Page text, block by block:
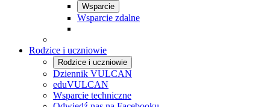
Wsparcie
Wsparcie zdalne
Rodzice i uczniowie
Rodzice i uczniowie
Dziennik VULCAN
eduVULCAN
Wsparcie techniczne